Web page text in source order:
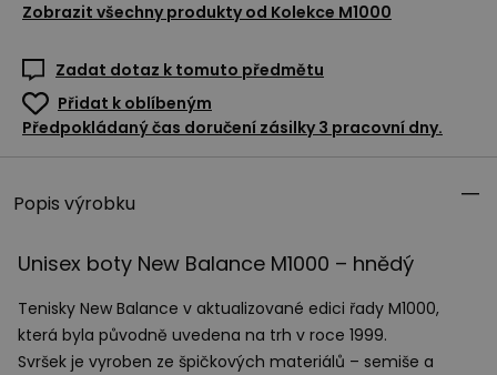
Zobrazit všechny produkty od Kolekce M1000
Zadat dotaz k tomuto předmětu
Přidat k oblíbeným
Předpokládaný čas doručení zásilky 3 pracovní dny.
Popis výrobku
Unisex boty New Balance M1000 – hnědý
Tenisky New Balance v aktualizované edici řady M1000,
která byla původně uvedena na trh v roce 1999.
Svršek je vyroben ze špičkových materiálů – semiše a